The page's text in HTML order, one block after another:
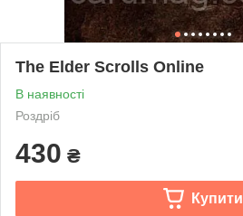
The Elder Scrolls Online
В наявності
Роздріб
430 ₴
Купити